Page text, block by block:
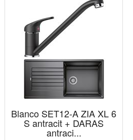
Blanco SET12-A ZIA XL 6
S antracit + DARAS
antraci...